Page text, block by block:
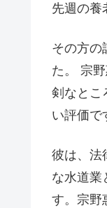
先週の養
その方の
た。 宗
剣なとこ
い評価で
彼は、法
な水道業
す。宗野